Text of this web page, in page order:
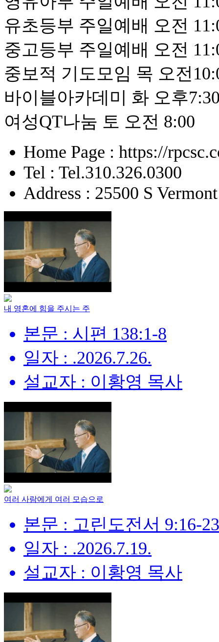
유초등부 주일예배 오전
중고등부 주일예배 오전
중보적 기도모임 목 오전
바이블아카데미 화 오후
여성QT나눔 토 오전 8:00
Home Page : https://
Tel : Tel.310.326.0300
Address : 25500 S
내 영혼에 힘을 주시는 주
본문 : 시편 138:1-8
일자 : .2026.7.26.
설교자 : 이황영 목사
여러 사람에게 여러 모습으로
본문 : 고린도전서 9:16-23
일자 : .2026.7.19.
설교자 : 이황영 목사